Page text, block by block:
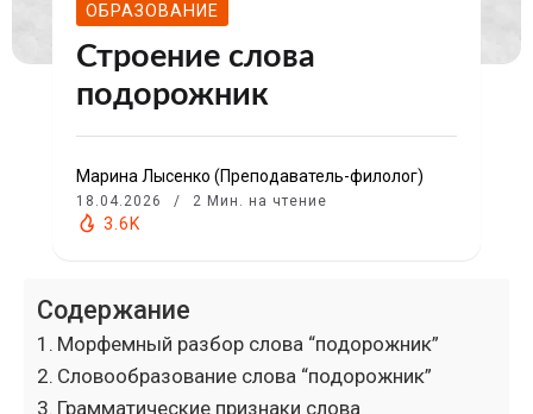
ОБРАЗОВАНИЕ
Строение слова
подорожник
Марина Лысенко (Преподаватель-филолог)
18.04.2026 2 Мин. на чтение
3.6K
Содержание
Морфемный разбор слова “подорожник”
Словообразование слова “подорожник”
Грамматические признаки слова